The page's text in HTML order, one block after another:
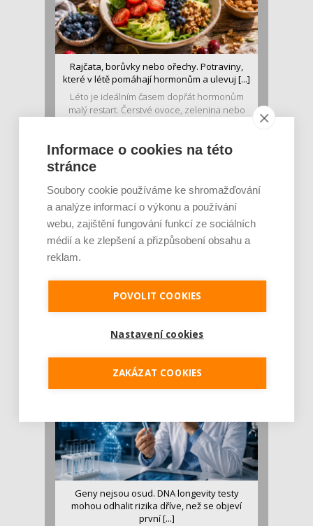
Rajčata, borůvky nebo ořechy. Potraviny,
které v létě pomáhají hormonům a ulevuj [...]
Léto je ideálním časem dopřát hormonům
malý restart. Čerstvé ovoce, zelenina nebo
Je jen pro sportovce, přiberu po něm a ve
stravě ho mám dostatek. Znáte nejčastějš [...]
Pojem protein již nějakou dobu rezonuje
se o ně...
Geny nejsou osud. DNA longevity testy
mohou odhalit rizika dříve, než se objeví
první [...]
Informace o cookies na této
stránce
Soubory cookie používáme ke shromažďování
a analýze informací o výkonu a používání
webu, zajištění fungování funkcí ze sociálních
médií a ke zlepšení a přizpůsobení obsahu a
reklam.
POVOLIT COOKIES
Nastavení cookies
ZAKÁZAT COOKIES